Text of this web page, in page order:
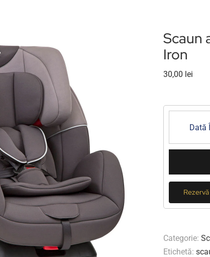
Scaun
Iron
30,00 lei
Categorie:
Etichetă: